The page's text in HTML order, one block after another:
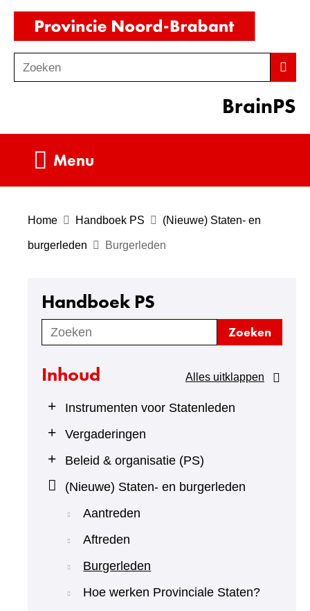
Ga
de
inhoud
o
Zoeken
BrainPS
Menu
Home Handboek PS (Nieuwe) Staten- en
burgerleden Burgerleden
Handboek PS
Zoeken Zoeken
Inhoud Alles uitklappen
Instrumenten voor Statenleden
Vergaderingen
Beleid & organisatie (PS)
(Nieuwe) Staten- en burgerleden
Aantreden
Aftreden
Burgerleden
Hoe werken Provinciale Staten?